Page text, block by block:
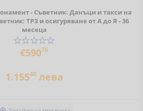
- Съветник: Данъци и такси на
ТРЗ и осигуряване от А до Я - 36
месеца
€59076
1.15540лева